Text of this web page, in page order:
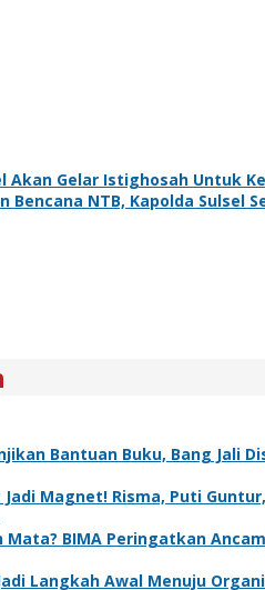
Akan Gelar Istighosah Untuk
Bencana NTB, Kapolda Sulsel
Bantuan Buku, Bang Jali
Jadi Magnet! Risma, Puti
Mata? BIMA Peringatkan
Langkah Awal Menuju